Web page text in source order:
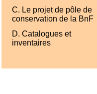
C. Le projet de pôle de
conservation de la BnF
D. Catalogues et
inventaires